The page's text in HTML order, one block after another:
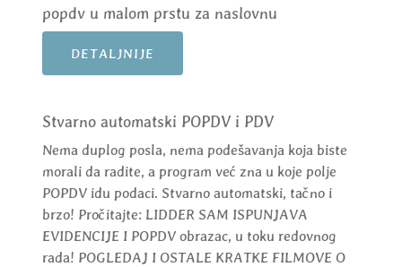
popdv u malom prstu za naslovnu
DETALJNIJE
Stvarno automatski POPDV i PDV
Nema duplog posla, nema podešavanja koja biste
morali da radite, a program već zna u koje polje
POPDV idu podaci. Stvarno automatski, tačno i
brzo! Pročitajte: LIDDER SAM ISPUNJAVA
EVIDENCIJE I POPDV obrazac, u toku redovnog
rada! POGLEDAJ I OSTALE KRATKE FILMOVE O